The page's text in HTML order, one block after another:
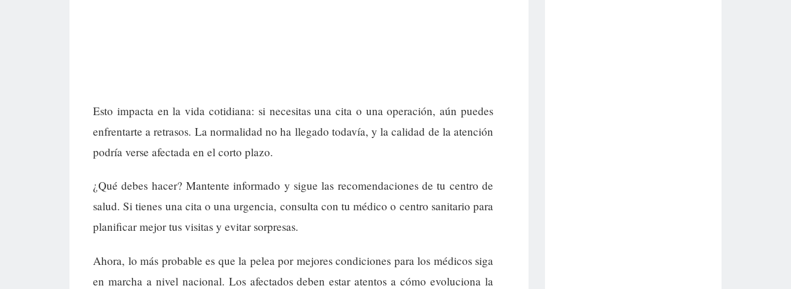
Esto impacta en la vida cotidiana: si necesitas una cita o una operación, aún puedes
enfrentarte a retrasos. La normalidad no ha llegado todavía, y la calidad de la atención
podría verse afectada en el corto plazo.
¿Qué debes hacer? Mantente informado y sigue las recomendaciones de tu centro de
salud. Si tienes una cita o una urgencia, consulta con tu médico o centro sanitario para
planificar mejor tus visitas y evitar sorpresas.
Ahora, lo más probable es que la pelea por mejores condiciones para los médicos siga
en marcha a nivel nacional. Los afectados deben estar atentos a cómo evoluciona la